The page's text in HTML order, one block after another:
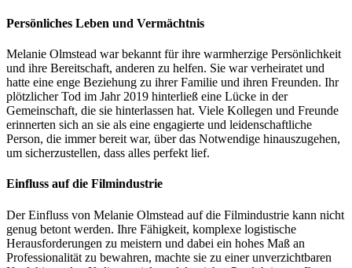
Persönliches Leben und Vermächtnis
Melanie Olmstead war bekannt für ihre warmherzige Persönlichkeit
und ihre Bereitschaft, anderen zu helfen. Sie war verheiratet und
hatte eine enge Beziehung zu ihrer Familie und ihren Freunden. Ihr
plötzlicher Tod im Jahr 2019 hinterließ eine Lücke in der
Gemeinschaft, die sie hinterlassen hat. Viele Kollegen und Freunde
erinnerten sich an sie als eine engagierte und leidenschaftliche
Person, die immer bereit war, über das Notwendige hinauszugehen,
um sicherzustellen, dass alles perfekt lief.
Einfluss auf die Filmindustrie
Der Einfluss von Melanie Olmstead auf die Filmindustrie kann nicht
genug betont werden. Ihre Fähigkeit, komplexe logistische
Herausforderungen zu meistern und dabei ein hohes Maß an
Professionalität zu bewahren, machte sie zu einer unverzichtbaren